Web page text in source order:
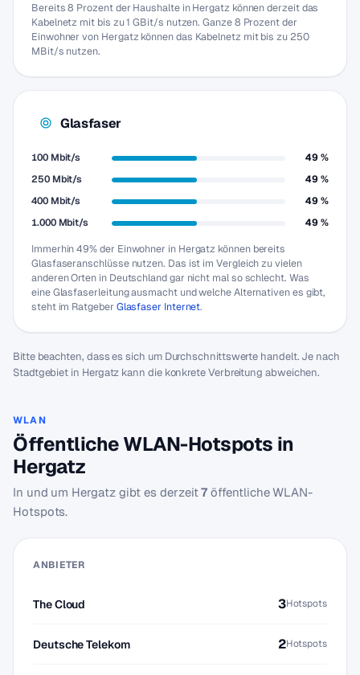
Bereits 8 Prozent der Haushalte in Hergatz können derzeit das
Kabelnetz mit bis zu 1 GBit/s nutzen. Ganze 8 Prozent der
Einwohner von Hergatz können das Kabelnetz mit bis zu 250
MBit/s nutzen.
Glasfaser
100 Mbit/s
49 %
250 Mbit/s
49 %
400 Mbit/s
49 %
1.000 Mbit/s
49 %
Immerhin 49% der Einwohner in Hergatz können bereits
Glasfaseranschlüsse nutzen. Das ist im Vergleich zu vielen
anderen Orten in Deutschland gar nicht mal so schlecht. Was
eine Glasfaserleitung ausmacht und welche Alternativen es gibt,
steht im Ratgeber Glasfaser Internet.
Bitte beachten, dass es sich um Durchschnittswerte handelt. Je nach
Stadtgebiet in Hergatz kann die konkrete Verbreitung abweichen.
WLAN
Öffentliche WLAN-Hotspots in
Hergatz
In und um Hergatz gibt es derzeit7 öffentliche WLAN-
Hotspots.
ANBIETER
The Cloud 3Hotspots
Deutsche Telekom 2Hotspots